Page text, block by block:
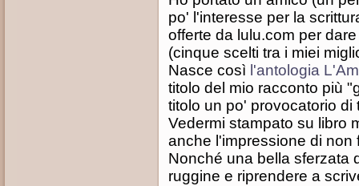
po' l'interesse per la
offerte da lulu.com per
(cinque scelti tra i miei
Nasce così l'antologia
titolo del mio racconto più
titolo un po' provocatorio
Vedermi stampato su libro
anche l'impressione di non
Nonché una bella sferzata
ruggine e riprendere a